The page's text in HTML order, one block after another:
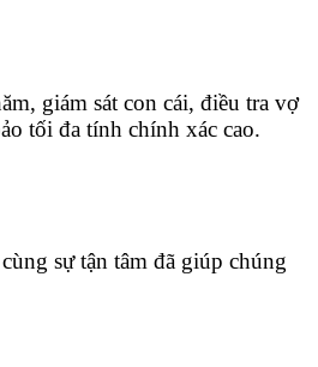
giám sát con cái, điều tra vợ
tối đa tính chính xác cao.
sự tận tâm đã giúp chúng